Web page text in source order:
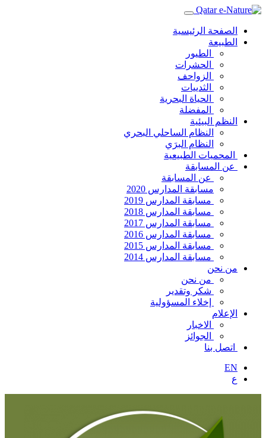
الصفحة الرئيسية
الطبيعة
الطيور
الحشرات
الزواحف
الثدييات
الحياة البحرية
المفضلة
النظم البيئية
النظام الساحلي البحري
النظام البرَي
المحميات الطبيعية
عن المسابقة
عن المسابقة
مسابقة المدارس 2020
مسابقة المدارس 2019
مسابقة المدارس 2018
مسابقة المدارس 2017
مسابقة المدارس 2016
مسابقة المدارس 2015
مسابقة المدارس 2014
من نحن
من نحن
شكر وتقدير
إخلاء المسؤولية
الإعلام
الاخبار
الجوائز
اتصل بنا
EN
ع